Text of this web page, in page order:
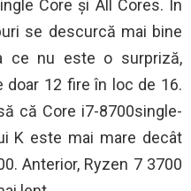
Core și All Cores. În
se descurcă mai bine
ce nu este o surpriză,
doar 12 fire în loc de 16.
că Core i7-8700single-
K este mai mare decât
Anterior, Ryzen 7 3700